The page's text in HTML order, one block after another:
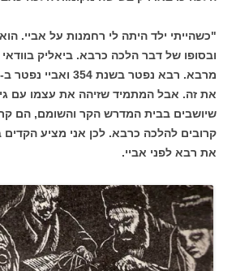
"כשהייתי ילד היתה לי רחמנות על אביי.
ובסופו של דבר הלכה כרבא. ביאליק
את זה. אבל המתמיד שזיהה את עצמו עם
שיושבים בבית המדרש הקר והשומם, הם
קרובים להלכה כרבא. לכן אני מציע הקדים
את רבא לפני אביי.